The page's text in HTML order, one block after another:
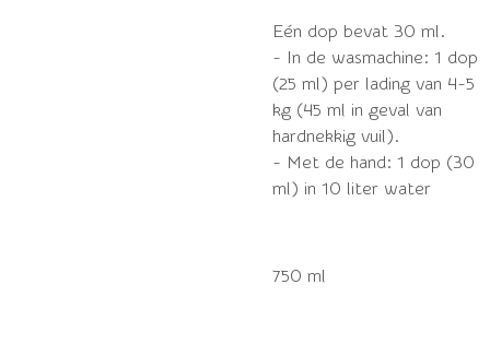
Eén dop bevat 30 ml.
- In de wasmachine: 1 dop
(25 ml) per lading van 4-5
kg (45 ml in geval van
hardnekkig vuil).
- Met de hand: 1 dop (30
ml) in 10 liter water
750 ml